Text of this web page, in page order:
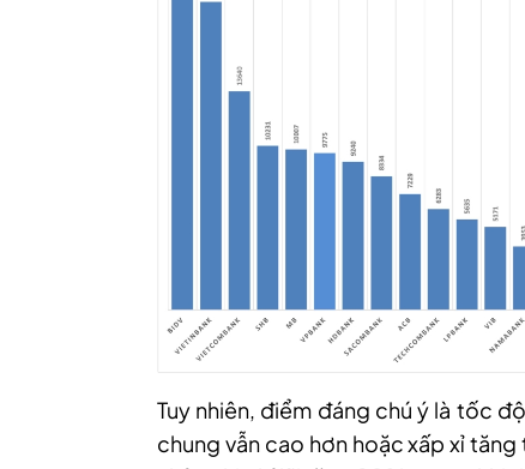
Tuy nhiên, điểm đáng chú ý là tốc
chung vẫn cao hơn hoặc xấp xỉ